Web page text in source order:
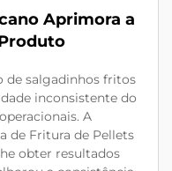
Aprimora a
salgadinhos fritos
inconsistente do
A
de Fritura de Pellets
obter resultados